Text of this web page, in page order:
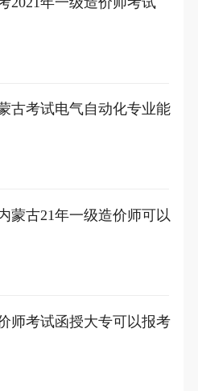
古考试电气自动化专业能
蒙古21年一级造价师可以
师考试函授大专可以报考